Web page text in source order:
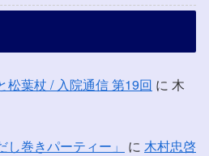
松葉杖 / 入院通信 第19回 に 木
巻きパーティー」 に 木村忠啓